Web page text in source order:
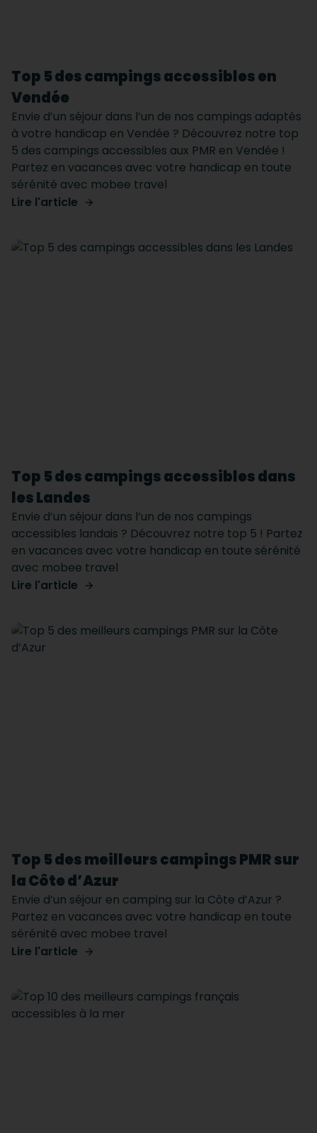
Top 5 des campings accessibles en
Vendée
Envie d’un séjour dans l’un de nos campings adaptés
à votre handicap en Vendée ? Découvrez notre top
5 des campings accessibles aux PMR en Vendée !
Partez en vacances avec votre handicap en toute
sérénité avec mobee travel
Lire l'article
Top 5 des campings accessibles dans
les Landes
Envie d’un séjour dans l’un de nos campings
accessibles landais ? Découvrez notre top 5 ! Partez
en vacances avec votre handicap en toute sérénité
avec mobee travel
Lire l'article
Top 5 des meilleurs campings PMR sur
la Côte d’Azur
Envie d’un séjour en camping sur la Côte d’Azur ?
Partez en vacances avec votre handicap en toute
sérénité avec mobee travel
Lire l'article